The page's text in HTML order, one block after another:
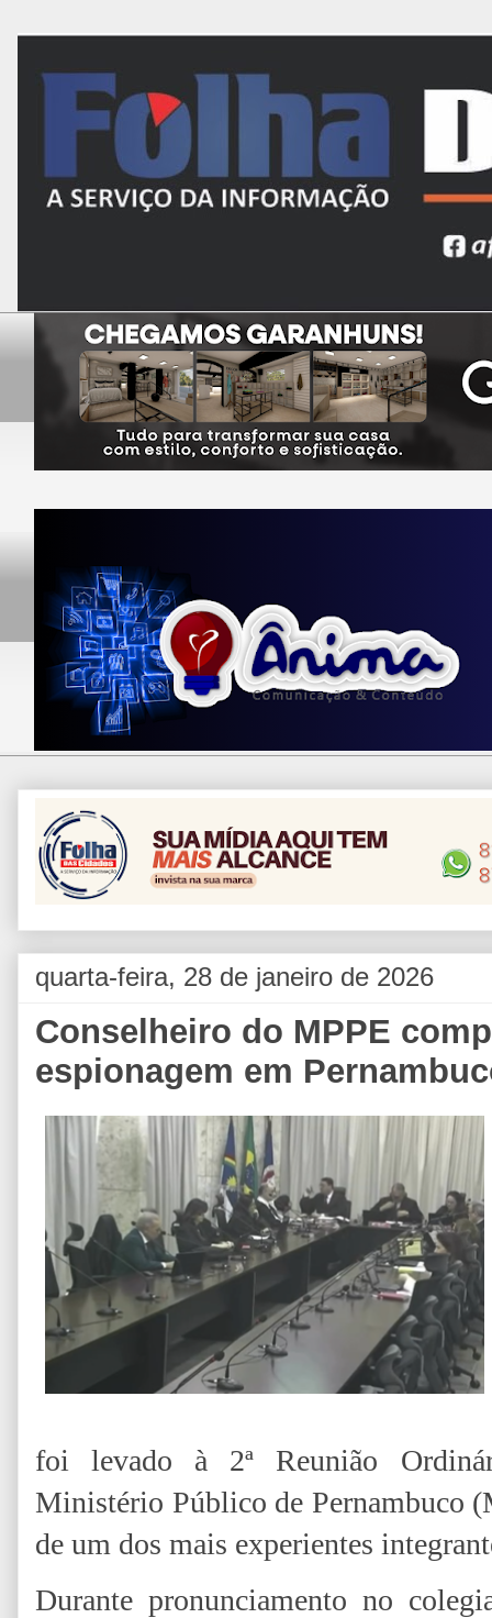
quarta-feira, 28 de janeiro de 2026
Conselheiro do MPPE
espionagem em
foi levado à 2ª Reunião
Ministério Público de Pernambuco
de um dos mais experientes
Durante pronunciamento no